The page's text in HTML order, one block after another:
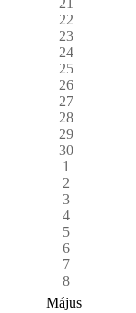
22
23
24
25
26
27
28
29
30
1
2
3
4
5
6
7
8
Május